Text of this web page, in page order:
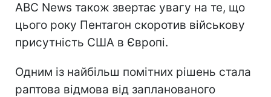
ABC News також звертає увагу на те, що
цього року Пентагон скоротив військову
присутність США в Європі.
Одним із найбільш помітних рішень стала
раптова відмова від запланованого